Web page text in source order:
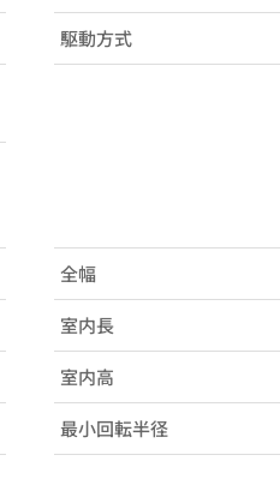
駆動方式
全幅
室内長
室内高
最小回転半径